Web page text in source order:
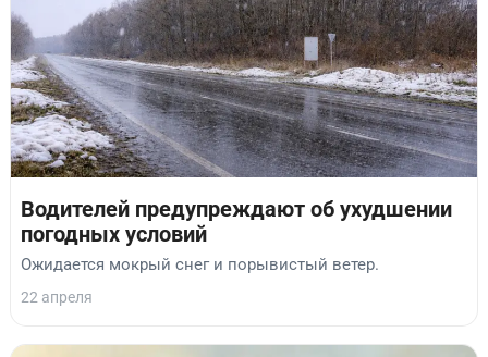
Водителей предупреждают об ухудшении
погодных условий
Ожидается мокрый снег и порывистый ветер.
22 апреля